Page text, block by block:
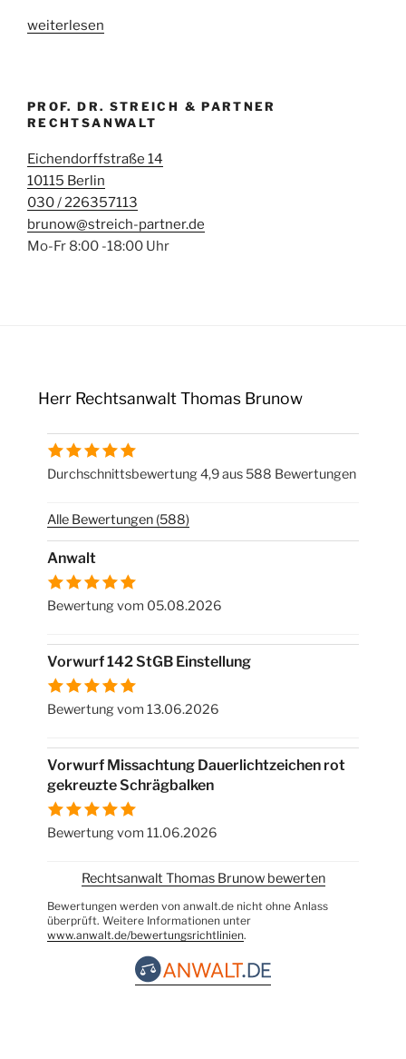
„Handy
weiterlesen
PROF. DR. STREICH & PARTNER
RECHTSANWALT
Eichendorffstraße 14
10115 Berlin
030 / 226357113
brunow@streich-partner.de
Mo-Fr 8:00 -18:00 Uhr
Herr Rechtsanwalt Thomas Brunow
Durchschnittsbewertung 4,9 aus 588 Bewertungen
Alle Bewertungen (588)
Anwalt
Bewertung vom 05.08.2026
Vorwurf 142 StGB Einstellung
Bewertung vom 13.06.2026
Vorwurf Missachtung Dauerlichtzeichen rot
gekreuzte Schrägbalken
Bewertung vom 11.06.2026
Rechtsanwalt Thomas Brunow bewerten
Bewertungen werden von anwalt.de nicht ohne Anlass
überprüft. Weitere Informationen unter
www.anwalt.de/bewertungsrichtlinien.